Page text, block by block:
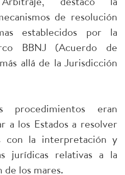
de resolución
establecidos por la
BBNJ (Acuerdo de
allá de la Jurisdicción
procedimientos eran
a los Estados a resolver
con la interpretación y
jurídicas relativas a la
los mares.